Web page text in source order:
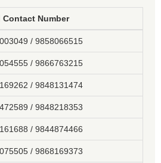
Contact Number
/ 9858066515
/ 9866763215
/ 9848131474
/ 9848218353
/ 9844874466
/ 9868169373